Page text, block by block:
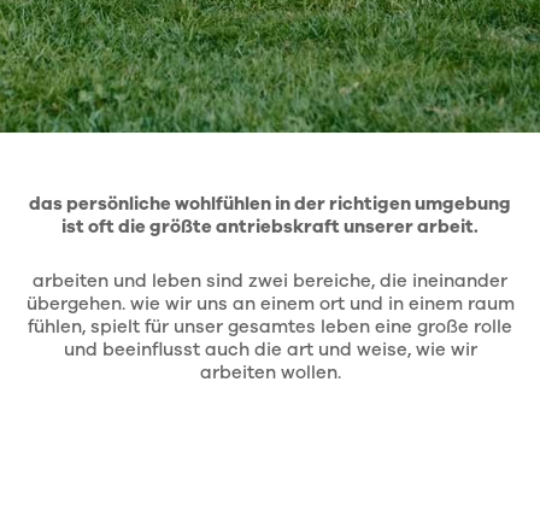
das persönliche wohlfühlen in der richtigen umgebung
ist oft die größte antriebskraft unserer arbeit.
arbeiten und leben sind zwei bereiche, die ineinander
übergehen. wie wir uns an einem ort und in einem raum
fühlen, spielt für unser gesamtes leben eine große rolle
und beeinflusst auch die art und weise, wie wir
arbeiten wollen.